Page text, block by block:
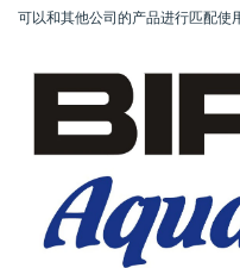
可以和其他公司的产品进行匹配使